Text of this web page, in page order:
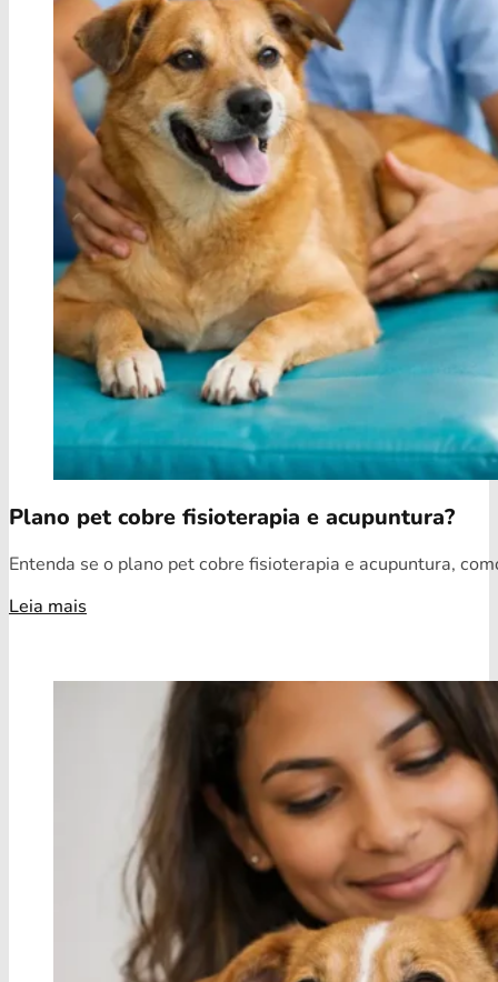
Plano pet cobre fisioterapia e acupuntura?
Entenda se o plano pet cobre fisioterapia e acupuntura,
Leia mais